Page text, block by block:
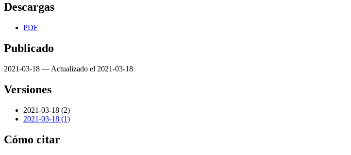
Descargas
PDF
Publicado
2021-03-18 — Actualizado el 2021-03-18
Versiones
2021-03-18 (2)
2021-03-18 (1)
Cómo citar